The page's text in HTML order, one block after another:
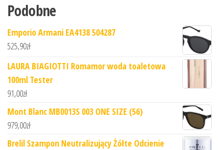
Podobne
Emporio Armani EA4138 504287
525,90zł
LAURA BIAGIOTTI Romamor woda toaletowa
100ml Tester
91,00zł
Mont Blanc MB0013S 003 ONE SIZE (56)
979,00zł
Brelil Szampon Neutralizujący Żółte Odcienie